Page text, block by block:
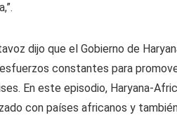
dijo que el Gobierno de
constantes para
En este episodio, Haryana-
con países africanos y